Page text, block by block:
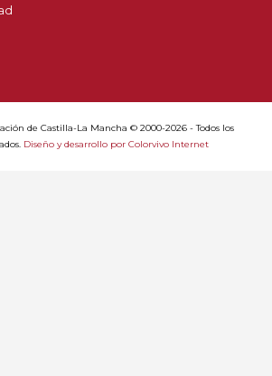
de Castilla-La Mancha © 2000-2026 - Todos los
Diseño y desarrollo por Colorvivo Internet